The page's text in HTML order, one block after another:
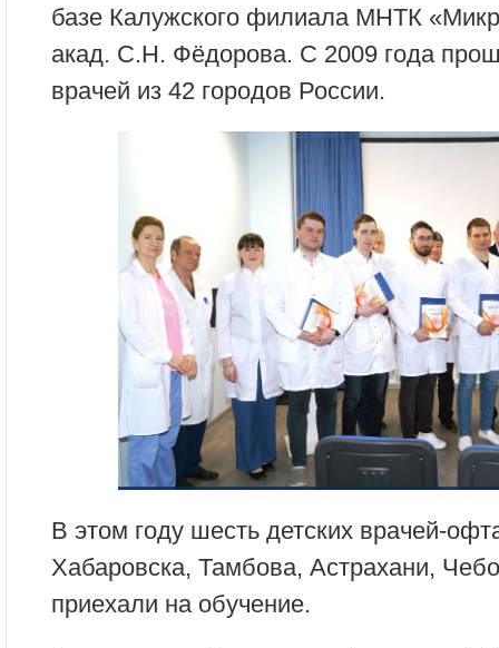
базе Калужского филиала МНТК
акад. С.Н. Фёдорова. С 2009 года
врачей из 42 городов России.
В этом году шесть детских врачей-
Хабаровска, Тамбова, Астрахани,
приехали на обучение.